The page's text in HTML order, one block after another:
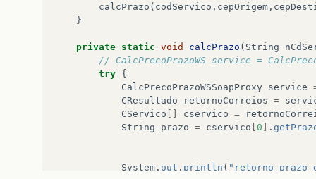
calcPrazo ( codServico , cepOrigem ,
}
private static void calcPrazo ( String
// CalcPrecoPrazoWS service =
try {
CalcPrecoPrazoWSSoapProxy service
CResultado
retornoCorreios =
CServico [] cservico =
String
prazo = cservico [0 ] .
System . out . println ( "retorno prazo